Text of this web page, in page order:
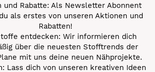
und Rabatte: Als Newsletter Abonnent
als erstes von unseren Aktionen und
Rabatten!
entdecken: Wir informieren dich
über die neuesten Stofftrends der
mit uns deine neuen Nähprojekte.
Lass dich von unseren kreativen Ideen